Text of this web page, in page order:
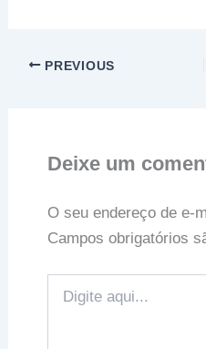
PREVIOUS
Deixe um
O seu endereço de e-
Campos obrigatórios
aqui...